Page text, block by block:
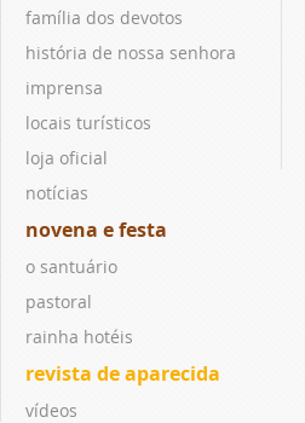
família dos devotos
história de nossa senhora
imprensa
locais turísticos
loja oficial
notícias
novena e festa
o santuário
pastoral
rainha hotéis
revista de aparecida
vídeos